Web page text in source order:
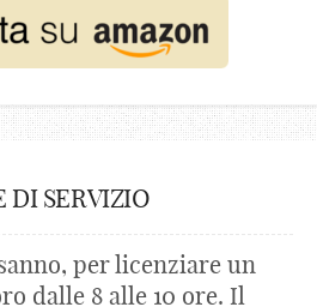
DI SERVIZIO
per licenziare un
dalle 8 alle 10 ore. Il